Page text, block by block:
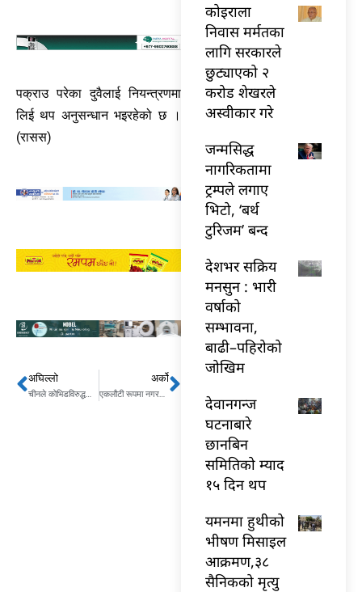
पक्राउ परेका दुवैलाई नियन्त्रणमा
लिई थप अनुसन्धान भइरहेको छ ।
(रासस)
Prev
अघिल्लो
चीनले कोभिडविरुद्धको तीन लाख डोज खोप अनुदानमा दिने
अर्को
एकलौटी रूपमा नगरसभा गरेको उपप्रमुखको आरोप Next
कोइराला
निवास मर्मतका
लागि सरकारले
छुट्याएको २
करोड शेखरले
अस्वीकार गरे
जन्मसिद्ध
नागरिकतामा
ट्रम्पले लगाए
भिटो, ‘बर्थ
टुरिजम’ बन्द
देशभर सक्रिय
मनसुन : भारी
वर्षाको
सम्भावना,
बाढी–पहिरोको
जोखिम
देवानगन्ज
घटनाबारे
छानबिन
समितिको म्याद
१५ दिन थप
यमनमा हुथीको
भीषण मिसाइल
आक्रमण,३८
सैनिकको मृत्यु